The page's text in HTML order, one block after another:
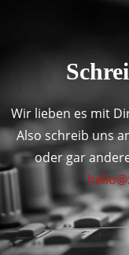
Wir lieben es mit
Also schreib uns
oder gar